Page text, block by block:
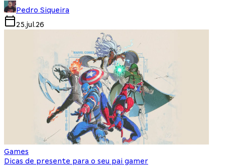
Pedro Siqueira
25.jul.26
Games
Dicas de presente para o seu pai gamer